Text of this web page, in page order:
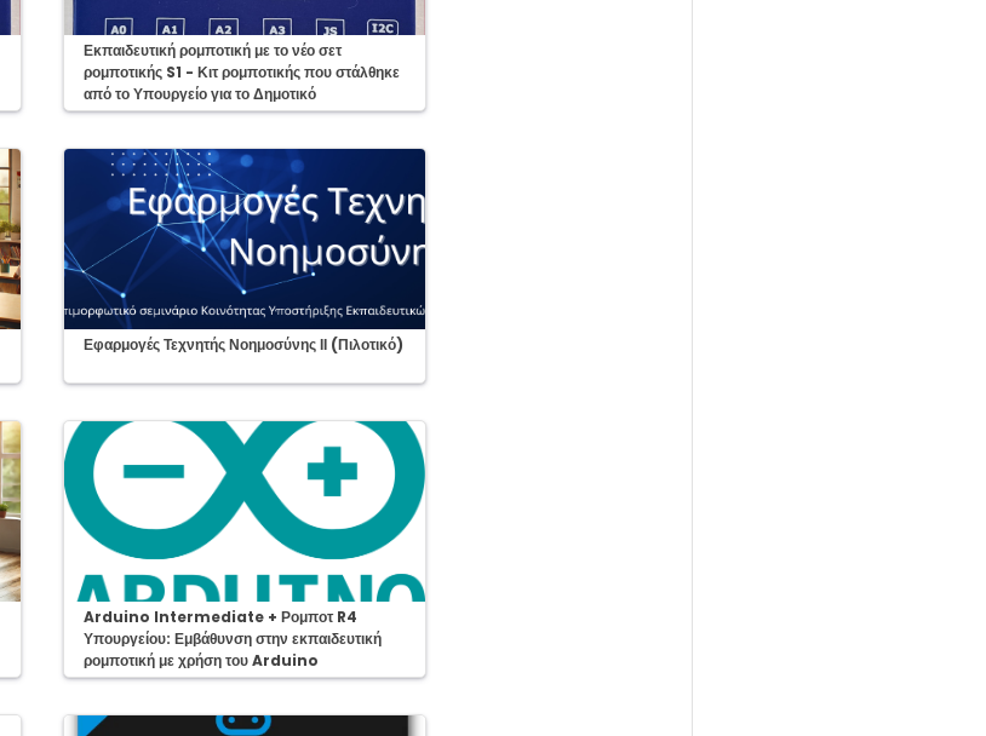
Course:
Εκπαιδευτική ρομποτική με το νέο σετ
ρομποτικής S1 - Κιτ ρομποτικής που στάλθηκε
από το Υπουργείο για το Δημοτικό
Course:
Εφαρμογές Τεχνητής Νοημοσύνης ΙΙ (Πιλοτικό)
Course:
Arduino Intermediate + Ρομποτ R4
Υπουργείου: Εμβάθυνση στην εκπαιδευτική
ρομποτική με χρήση του Arduino